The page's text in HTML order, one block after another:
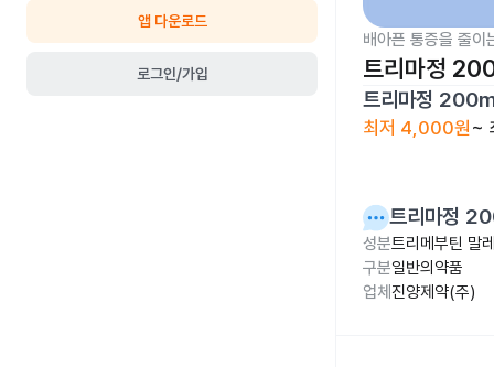
앱 다운로드
로그인/가입
배아픈 통증을 줄이
트리마정
트리마정
최저 4,000원 ~
트리마정
성분트리메부틴 말
구분일반의약품
업체 진양제약(주)